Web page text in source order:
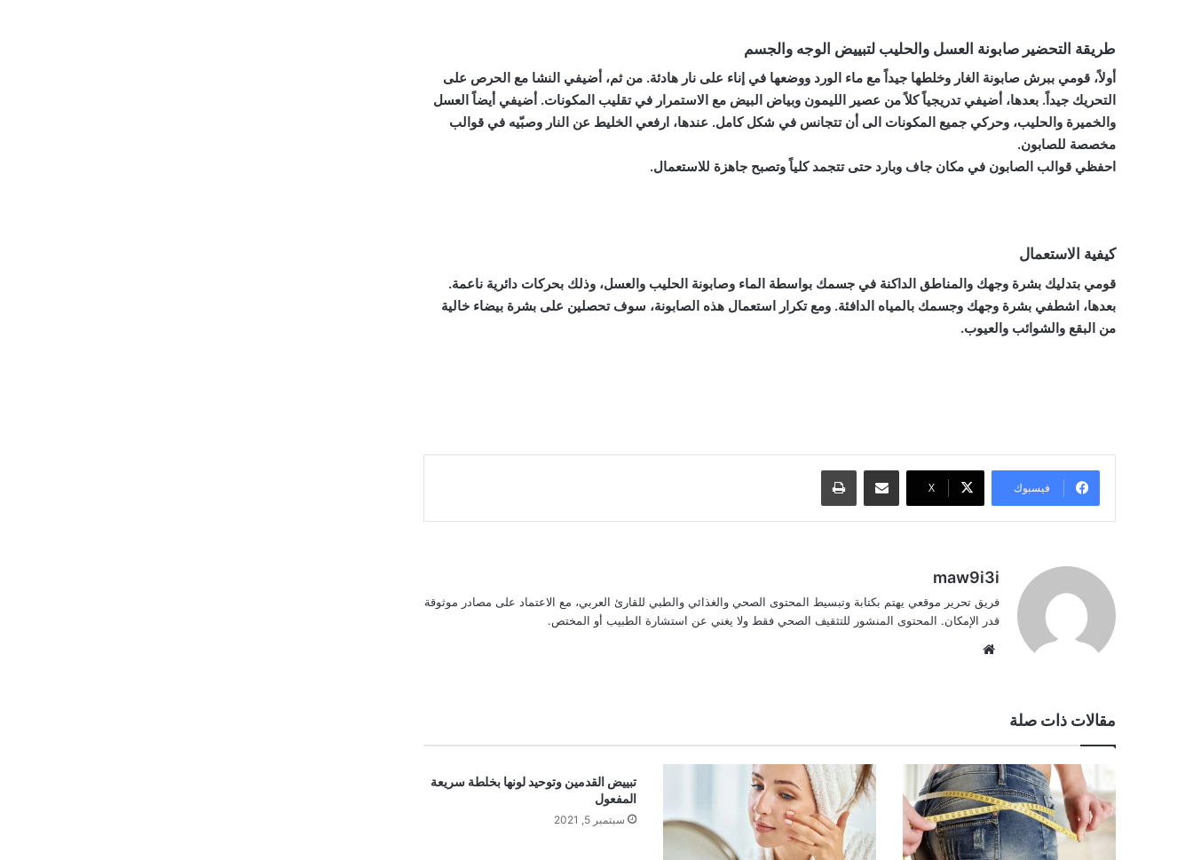
طريقة التحضير صابونة العسل والحليب لتبييض الوجه والجسم
أولاً، قومي ببرش صابونة الغار وخلطها جيداً مع ماء الورد ووضعها في إناء على نار هادئة. من ثم، أضيفي النشا مع الحرص على
التحريك جيداً. بعدها، أضيفي تدريجياً كلاً من عصير الليمون وبياض البيض مع الاستمرار في تقليب المكونات. أضيفي أيضاً العسل
والخميرة والحليب، وحركي جميع المكونات الى أن تتجانس في شكل كامل. عندها، ارفعي الخليط عن النار وصبّيه في قوالب
مخصصة للصابون.
احفظي قوالب الصابون في مكان جاف وبارد حتى تتجمد كلياً وتصبح جاهزة للاستعمال.
كيفية الاستعمال
قومي بتدليك بشرة وجهك والمناطق الداكنة في جسمك بواسطة الماء وصابونة الحليب والعسل، وذلك بحركات دائرية ناعمة.
بعدها، اشطفي بشرة وجهك وجسمك بالمياه الدافئة. ومع تكرار استعمال هذه الصابونة، سوف تحصلين على بشرة بيضاء خالية
من البقع والشوائب والعيوب.
فيسبوك ‫X
مشاركة عبر البريد طباعة
maw9i3i
فريق تحرير موقعي يهتم بكتابة وتبسيط المحتوى الصحي والغذائي والطبي للقارئ العربي، مع الاعتماد على مصادر موثوقة
قدر الإمكان. المحتوى المنشور للتثقيف الصحي فقط ولا يغني عن استشارة الطبيب أو المختص.
مقالات ذات صلة
تبييض القدمين وتوحيد لونها بخلطة سريعة
المفعول
سبتمبر 5, 2021